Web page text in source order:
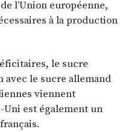
l’Union européenne,
à la production
le sucre
le sucre allemand
viennent
Uni est également un